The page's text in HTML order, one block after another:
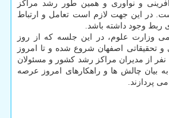
و نوآوری و همین طور رشد مراکز
در این جهت لازم است تعامل و ارتباط
ربط وجود داشته باشد.
وزارت علوم، در این جلسه که از روز
تحقیقاتی اصفهان شروع شده و تا امروز
ادامه دارد، بیش از ۱۵۰ نفر از مدیران مراکز رشد کشور و مسئولان
بیان چالش ها و راهکارهای امروز عرصه
پردازند.